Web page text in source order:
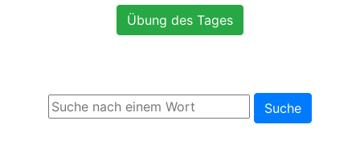
Übung des Tages
Suche